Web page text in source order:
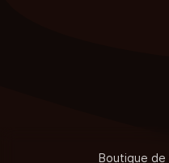
Boutique de